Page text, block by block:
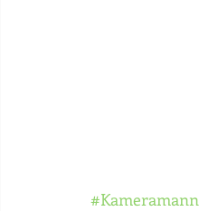
#Kameramann